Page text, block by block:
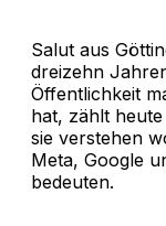
Salut aus
dreizehn
Öffentlichkeit
hat, zählt
sie verstehen
Meta, Google
bedeuten.